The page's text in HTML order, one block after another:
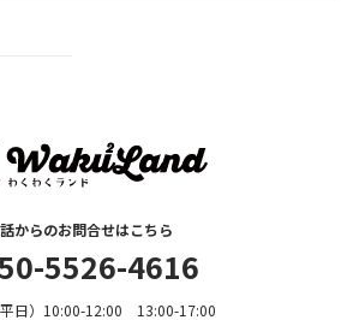
からのお問合せはこちら
5526-4616
日）10:00-12:00 13:00-17:00